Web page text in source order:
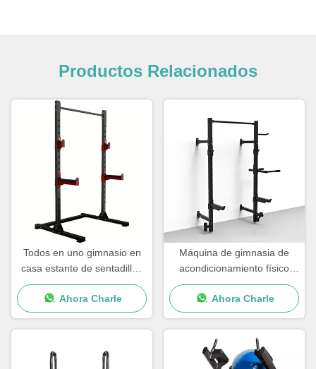
Productos Relacionados
Todos en uno gimnasio en
casa estante de sentadillas
equipo de
acondicionamiento físico
comercial máquinas
cargadas de placas
Ahora Charle
Máquina de gimnasia de
acondicionamiento físico
bastidor de pared elevación
de pesas bastidores de
energía montado en pared
Ahora Charle